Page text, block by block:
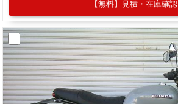
【無料】見積・在庫確認